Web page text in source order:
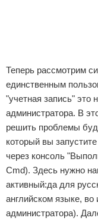
Теперь рассмотрим
единственным
"учетная запись" это
администратора. В
решить проблемы
который вы
через консоль
Cmd). Здесь нужно
активный:да для
английском языке,
администратора).